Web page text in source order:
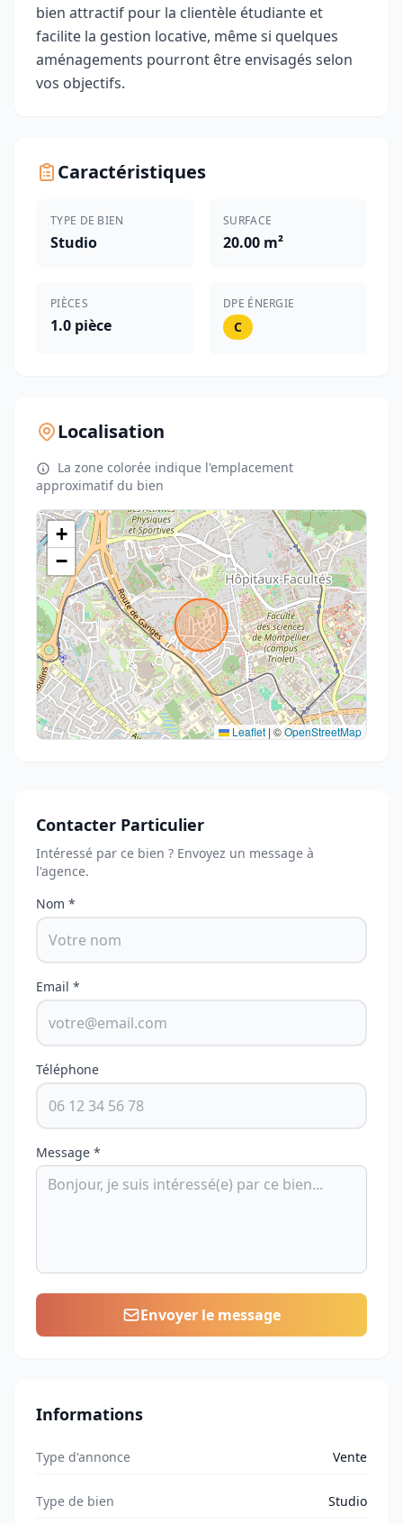
bien attractif pour la clientèle étudiante et
facilite la gestion locative, même si quelques
aménagements pourront être envisagés selon
vos objectifs.
Caractéristiques
TYPE DE BIEN
Studio
SURFACE
20.00 m²
PIÈCES
1.0 pièce
DPE ÉNERGIE
C
Localisation
La zone colorée indique l'emplacement
approximatif du bien
+
−
Leaflet | ©OpenStreetMap
Contacter Particulier
Intéressé par ce bien ? Envoyez un message à
l'agence.
Nom *
Email *
Téléphone
Message *
Envoyer le message
Informations
Type d'annonce Vente
Type de bien Studio